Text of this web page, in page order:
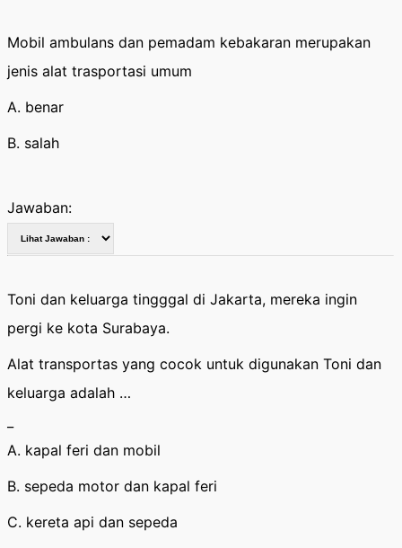
Mobil ambulans dan pemadam kebakaran merupakan
jenis alat trasportasi umum
A. benar
B. salah
Jawaban:
Toni dan keluarga tingggal di Jakarta, mereka ingin
pergi ke kota Surabaya.
Alat transportas yang cocok untuk digunakan Toni dan
keluarga adalah …
A. kapal feri dan mobil
B. sepeda motor dan kapal feri
C. kereta api dan sepeda